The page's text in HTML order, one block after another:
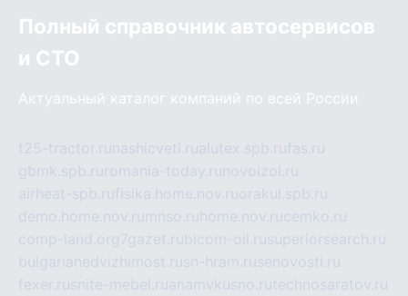
Полный справочник автосервисов
и СТО
Актуальный каталог компаний по всей России
t25-tractor.ru nashicveti.rualutex.spb.rufas.ru
gbmk.spb.ru romania-today.ru novoizol.ru
airheat-spb.rufisika.home.nov.ruorakul.spb.ru
demo.home.nov.ru mnso.ru home.nov.rucemko.ru
comp-land.org 7gazet.rubicom-oil.rusuperiorsearch.ru
bulgarianedvizhimost.rusn-hram.rusenovosti.ru
fexer.rusnite-mebel.ruanamvkusno.rutechnosaratov.ru